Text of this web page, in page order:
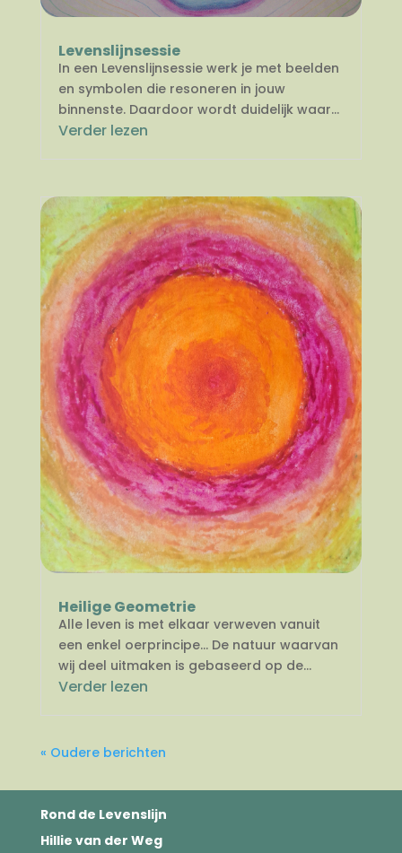
Levenslijnsessie
In een Levenslijnsessie werk je met beelden
en symbolen die resoneren in jouw
binnenste. Daardoor wordt duidelijk waar...
Verder lezen
Heilige Geometrie
Alle leven is met elkaar verweven vanuit
een enkel oerprincipe… De natuur waarvan
wij deel uitmaken is gebaseerd op de...
Verder lezen
« Oudere berichten
Rond de Levenslijn
Hillie van der Weg